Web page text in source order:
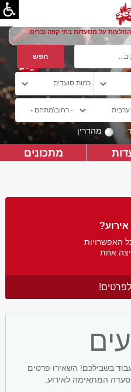
על מסעדות בתי קפה וברים
מהדרין
מתכונים
האפשרויות
אחת
בשבילכם! השאירו פרטים
המתאימה לאירוע.